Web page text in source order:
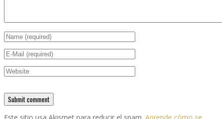
Este sitio usa Akismet para reducir el spam. Aprende cómo se